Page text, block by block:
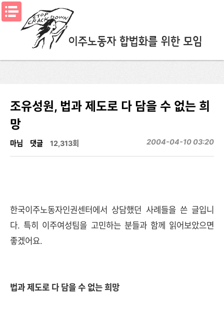
메뉴열기
조유성원, 법과 제도로 다 담을 수 없는 희
망
마님 댓글 12,313회 2004-04-10 03:20
한국이주노동자인권센터에서 상담했던 사례들을 쓴 글입니
다. 특히 이주여성팀을 고민하는 분들과 함께 읽어보았으면
좋겠어요.
법과 제도로 다 담을 수 없는 희망